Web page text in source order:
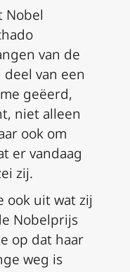
Nobel
van de
van een
geëerd,
niet alleen
ook om
er vandaag
zij.
ook uit wat zij
Nobelprijs
op dat haar
weg is